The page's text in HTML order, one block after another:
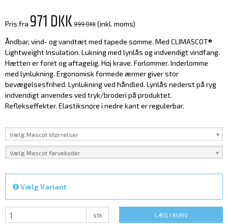
Pris fra 971 DKK999 DKK(inkl. moms)
Åndbar, vind- og vandtæt med tapede sømme. Med CLIMASCOT®
Lightweight Insulation. Lukning med lynlås og indvendigt vindfang.
Hætten er foret og aftagelig. Høj krave. Forlommer. Inderlomme
med lynlukning. Ergonomisk formede ærmer giver stor
bevægelsesfrihed. Lynlukning ved håndled. Lynlås nederst på ryg
indvendigt anvendes ved tryk/broderi på produktet.
Reflekseffekter. Elastiksnøre i nedre kant er regulerbar.
Vælg Mascot størrelser
Vælg Mascot farvekoder
Vælg Variant
stk LÆG I KURV